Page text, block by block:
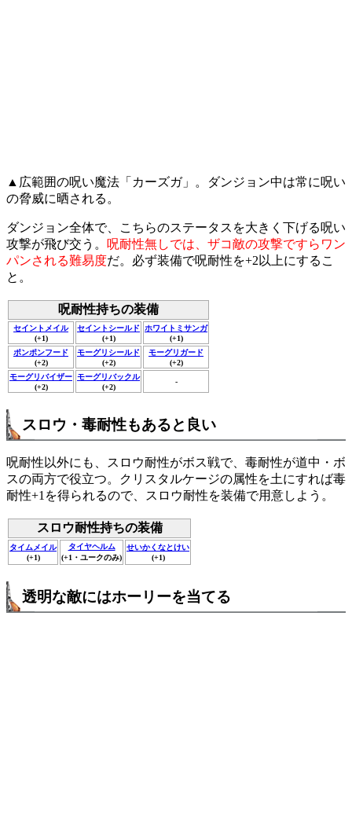
▲広範囲の呪い魔法「カーズガ」。ダンジョン中は常に呪い
の脅威に晒される。
ダンジョン全体で、こちらのステータスを大きく下げる呪い
攻撃が飛び交う。 呪耐性無しでは、ザコ敵の攻撃ですらワン
パンされる難易度だ。必ず装備で呪耐性を+2以上にするこ
と。
呪耐性持ちの装備
セイントメイル
(+1)
セイントシールド
(+1)
ホワイトミサンガ
(+1)
ポンポンフード
(+2)
モーグリシールド
(+2)
モーグリガード
(+2)
モーグリバイザー
(+2)
モーグリバックル
(+2)
-
スロウ・毒耐性もあると良い
呪耐性以外にも、スロウ耐性がボス戦で、毒耐性が道中・ボ
スの両方で役立つ。クリスタルケージの属性を土にすれば毒
耐性+1を得られるので、スロウ耐性を装備で用意しよう。
スロウ耐性持ちの装備
タイムメイル
(+1)
タイヤヘルム
(+1・ユークのみ)
せいかくなとけい
(+1)
透明な敵にはホーリーを当てる